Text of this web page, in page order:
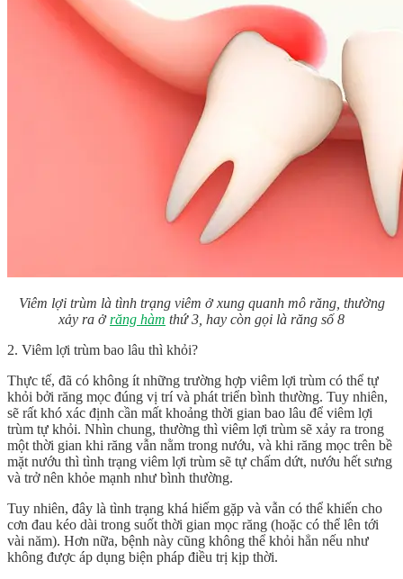
Viêm lợi trùm là tình trạng viêm ở xung quanh mô răng, thường
xảy ra ởrăng hàm thứ 3, hay còn gọi là răng số 8
2. Viêm lợi trùm bao lâu thì khỏi?
Thực tế, đã có không ít những trường hợp viêm lợi trùm có thể tự
khỏi bởi răng mọc đúng vị trí và phát triển bình thường. Tuy nhiên,
sẽ rất khó xác định cần mất khoảng thời gian bao lâu để viêm lợi
trùm tự khỏi. Nhìn chung, thường thì viêm lợi trùm sẽ xảy ra trong
một thời gian khi răng vẫn nằm trong nướu, và khi răng mọc trên bề
mặt nướu thì tình trạng viêm lợi trùm sẽ tự chấm dứt, nướu hết sưng
và trở nên khỏe mạnh như bình thường.
Tuy nhiên, đây là tình trạng khá hiếm gặp và vẫn có thể khiến cho
cơn đau kéo dài trong suốt thời gian mọc răng (hoặc có thể lên tới
vài năm). Hơn nữa, bệnh này cũng không thể khỏi hẳn nếu như
không được áp dụng biện pháp điều trị kịp thời.